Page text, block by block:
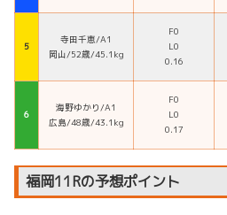
５
寺田千恵/A1
岡山/52歳/45.1kg
F0
L0
0.16
６
海野ゆかり/A1
広島/48歳/43.1kg
F0
L0
0.17
福岡11Rの予想ポイント